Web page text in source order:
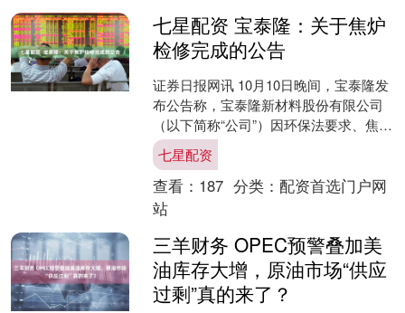
七星配资 宝泰隆：关于焦炉
检修完成的公告
证券日报网讯 10月10日晚间，宝泰隆发
布公告称，宝泰隆新材料股份有限公司
（以下简称“公司”）因环保法要求、焦炉
安全运行、产品质量等原因，于2024年
10月对焦....
七星配资
查看： 187 分类： 配资首选门户网
站
三羊财务 OPEC预警叠加美
油库存大增，原油市场“供应
过剩”真的来了？